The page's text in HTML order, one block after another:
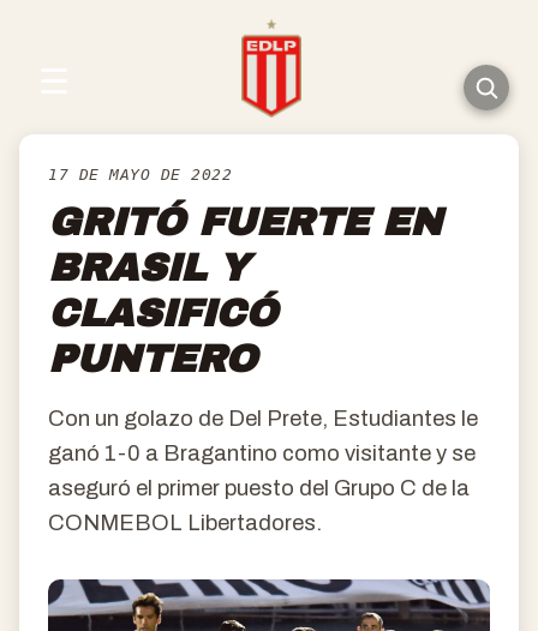
17 DE MAYO DE 2022
GRITÓ FUERTE EN
BRASIL Y
CLASIFICÓ
PUNTERO
Con un golazo de Del Prete, Estudiantes le
ganó 1-0 a Bragantino como visitante y se
aseguró el primer puesto del Grupo C de la
CONMEBOL Libertadores.